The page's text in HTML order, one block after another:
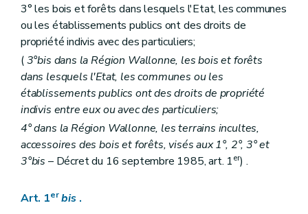
Titre V Des adjudications de coupes
Section 1 Dispositions générales
Art. 36
Art. 37
Art. 38
Art. 39
Art. 40
Art. 41
Art. 42
Art. 43
Art. 44
Section 2 Dispositions particulières aux bois indivis
Section 3
3° les bois et forêts dans lesquels l'Etat, les communes
ou les établissements publics ont des droits de
propriété indivis avec des particuliers;
(3°bis dans la Région Wallonne, les bois et forêts
dans lesquels l'Etat, les communes ou les
établissements publics ont des droits de propriété
indivis entre eux ou avec des particuliers;
4° dans la Région Wallonne, les terrains incultes,
accessoires des bois et forêts, visés aux 1°, 2°, 3° et
3°bis – Décret du 16 septembre 1985, art. 1er) .
Art. 1er bis.